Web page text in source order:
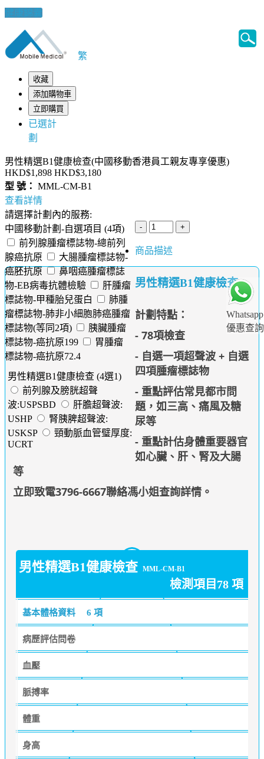
健康錦囊
Whatsapp
優惠查詢
繁
收藏
添加購物車
立即購買
已選計
劃
男性精選B1健康檢查(中國移動香港員工親友專享優惠)
HKD$1,898 HKD$3,180
型 號： MML-CM-B1
查看詳情
請選擇計劃內的服務:
中國移動計劃-自選項目 (4項)
前列腺腫瘤標誌物-總前列
腺癌抗原
大腸腫瘤標誌物-
癌胚抗原
鼻咽癌腫瘤標誌
物-EB病毒抗體檢驗
肝腫瘤
標誌物-甲種胎兒蛋白
肺腫
瘤標誌物-肺非小細胞肺癌腫瘤
標誌物(等同2項)
胰臟腫瘤
標誌物-癌抗原199
胃腫瘤
標誌物-癌抗原72.4
男性精選B1健康檢查 (4選1)
前列腺及膀胱超聲
波:USPSBD
肝膽超聲波:
USHP
腎胰脾超聲波:
USKSP
頸動脈血管璧厚度:
UCRT
商品描述
男性精選B1健康檢查
計劃特點：
- 78項檢查
- 自選一項超聲波 + 自選
四項腫瘤標誌物
- 重點評估常見都市問
題，如三高、痛風及糖
尿等
- 重點計估身體重要器官
如心臟、肝、腎及大腸
等
立即致電3796-6667聯絡馮小姐查詢詳情。
男性精選B1健康檢查 MML-CM-B1
檢測項目78 項
基本體格資料 6 項
病歷評估問卷
血壓
脈搏率
體重
身高